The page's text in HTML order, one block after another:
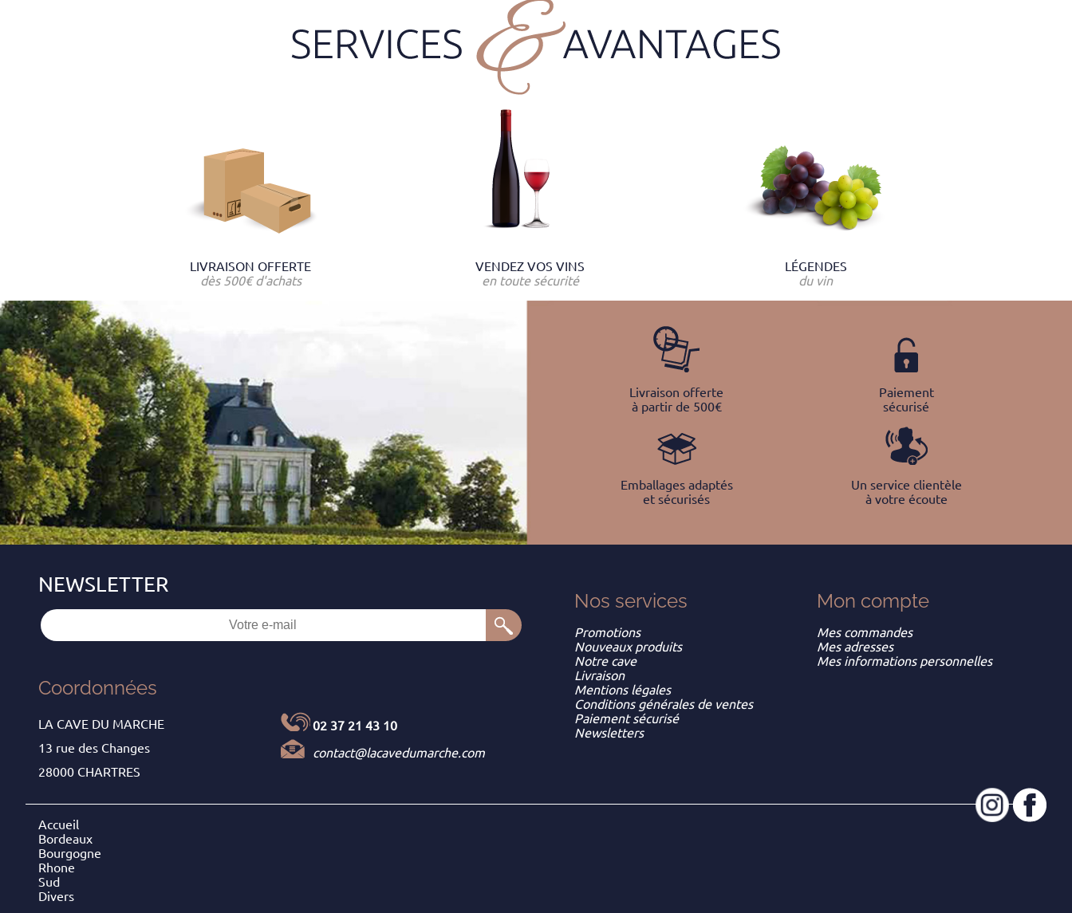
LIVRAISON OFFERTE
dès 500€ d'achats
VENDEZ VOS VINS
en toute sécurité
LÉGENDES
du vin
Livraison offerte
à partir de 500€
Paiement
sécurisé
Emballages adaptés
et sécurisés
Un service clientèle
à votre écoute
Coordonnées
LA CAVE DU MARCHE
13 rue des Changes
28000 CHARTRES
02 37 21 43 10
contact@lacavedumarche.com
Nos services
Promotions
Nouveaux produits
Notre cave
Livraison
Mentions légales
Conditions générales de ventes
Paiement sécurisé
Newsletters
Mon compte
Mes commandes
Mes adresses
Mes informations personnelles
Accueil
Bordeaux
Bourgogne
Rhone
Sud
Divers